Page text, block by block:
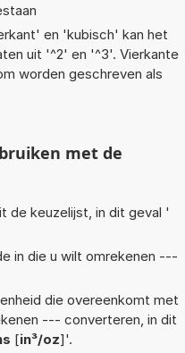
en 'kubisch' kan het
uit '^2' en '^3'. Vierkante
worden geschreven als
met de
de keuzelijst, in dit geval '
in die u wilt omrekenen ---
die overeenkomt met
--- converteren, in dit
[in³/oz]'.